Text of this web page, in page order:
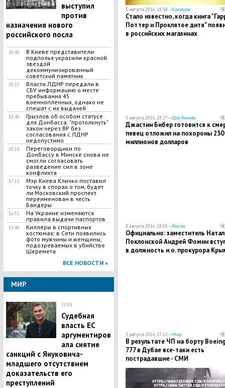
выступил
против
назначения нового
российского посла
20:40
В Киеве представители
подполья украсили красной
звездой
декоммунизированный
советский памятник
20:17
Власти ЛДНР передали в
СБУ информацию о месте
пребывания 45
военнопленных, однако не
спешат с их выдачей
18:40
Грызлов об особом статусе
для Донбасса: "протолкнуть"
закон через ВР без
согласования с ЛДНР
недопустимо
18:15
Переговорщики по
Донбассу в Минске снова не
смогли согласовать
разведение сил в зоне
конфликта
17:15
Мэр Киева Кличко поставил
точку в спорах о том, будет
ли Московский проспект
переименован в честь
Бандеры
16:51
На Украине изменяются
правила выдачи паспортов
15:40
Киллеры в спортивных
костюмах: в Сети появились
фото мужчины и женщины,
подозреваемых в убийстве
Шеремета
ВСЕ НОВОСТИ »
МИР
22:03
Судебная
власть ЕС
аргументиров
ала снятие
санкций с Януковича-
младшего отсутствием
доказательств его
преступлений
3 августа 2016, 18:38 —Культура
Стало известно, когда книга
Поттер и Проклятое дитя"
в российских магазинах
3 августа 2016, 18:27 —Шоу-бизнес
Джастин Бибер готовится к
певец отложил на похороны 230
миллионов долларов
3 августа 2016, 18:05 —Россия
Официально: заместитель
Поклонской Андрей Фомин
в должность и.о. прокурора
3 августа 2016, 17:22 —Мир
В результате ЧП на борту Boeing
777 в Дубае все-таки есть
пострадавшие - СМИ